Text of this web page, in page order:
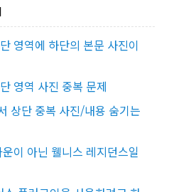
영역에 하단의 본문 사진이
영역 사진 중복 문제
상단 중복 사진/내용 숨기는
이 아닌 웰니스 레지던스일